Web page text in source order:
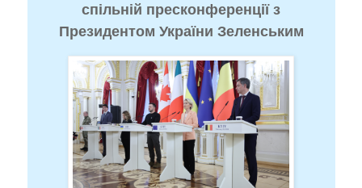
спільній пресконференції з
Президентом України Зеленським